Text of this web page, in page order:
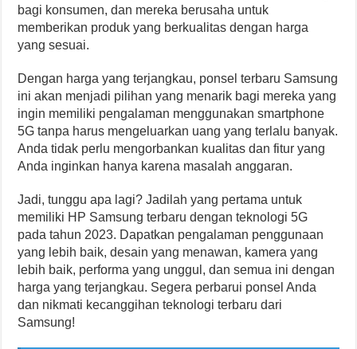
bagi konsumen, dan mereka berusaha untuk
memberikan produk yang berkualitas dengan harga
yang sesuai.
Dengan harga yang terjangkau, ponsel terbaru Samsung
ini akan menjadi pilihan yang menarik bagi mereka yang
ingin memiliki pengalaman menggunakan smartphone
5G tanpa harus mengeluarkan uang yang terlalu banyak.
Anda tidak perlu mengorbankan kualitas dan fitur yang
Anda inginkan hanya karena masalah anggaran.
Jadi, tunggu apa lagi? Jadilah yang pertama untuk
memiliki HP Samsung terbaru dengan teknologi 5G
pada tahun 2023. Dapatkan pengalaman penggunaan
yang lebih baik, desain yang menawan, kamera yang
lebih baik, performa yang unggul, dan semua ini dengan
harga yang terjangkau. Segera perbarui ponsel Anda
dan nikmati kecanggihan teknologi terbaru dari
Samsung!